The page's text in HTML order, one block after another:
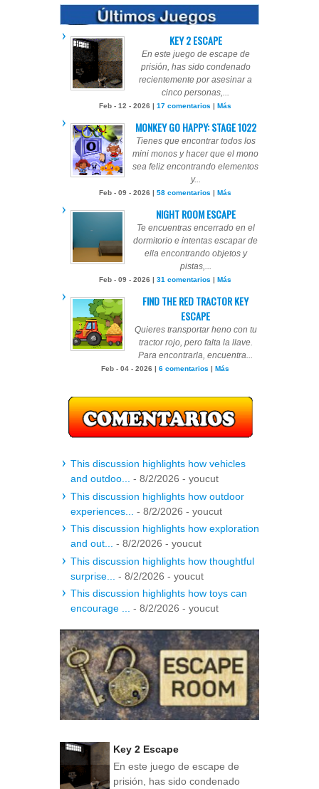
KEY 2 ESCAPE
En este juego de escape de
prisión, has sido condenado
recientemente por asesinar a
cinco personas,...
Feb - 12 - 2026 | 17 comentarios | Más
MONKEY GO HAPPY: STAGE 1022
Tienes que encontrar todos los
mini monos y hacer que el mono
sea feliz encontrando elementos
y...
Feb - 09 - 2026 | 58 comentarios | Más
NIGHT ROOM ESCAPE
Te encuentras encerrado en el
dormitorio e intentas escapar de
ella encontrando objetos y
pistas,...
Feb - 09 - 2026 | 31 comentarios | Más
FIND THE RED TRACTOR KEY
ESCAPE
Quieres transportar heno con tu
tractor rojo, pero falta la llave.
Para encontrarla, encuentra...
Feb - 04 - 2026 | 6 comentarios | Más
This discussion highlights how vehicles
and outdoo...
- 8/2/2026 - youcut
This discussion highlights how outdoor
experiences...
- 8/2/2026 - youcut
This discussion highlights how exploration
and out...
- 8/2/2026 - youcut
This discussion highlights how thoughtful
surprise...
- 8/2/2026 - youcut
This discussion highlights how toys can
encourage ...
- 8/2/2026 - youcut
Key 2 Escape
En este juego de escape de
prisión, has sido condenado